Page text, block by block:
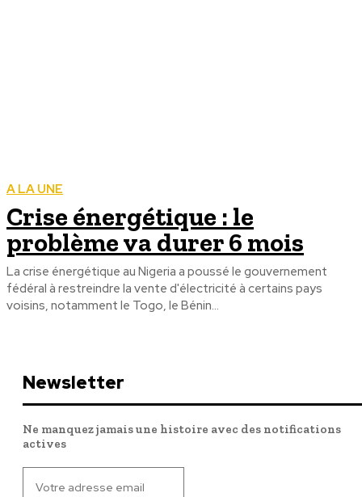
A LA UNE
Crise énergétique : le
problème va durer 6 mois
La crise énergétique au Nigeria a poussé le gouvernement
fédéral à restreindre la vente d'électricité à certains pays
voisins, notamment le Togo, le Bénin...
Newsletter
Ne manquez jamais une histoire avec des notifications
actives